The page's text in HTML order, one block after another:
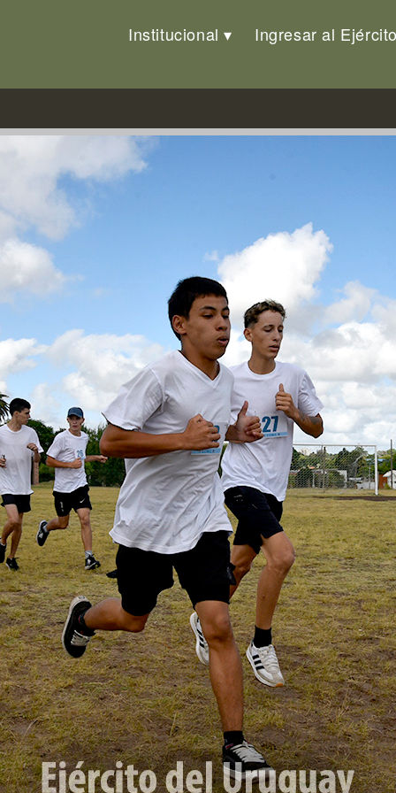
Institucional Ingresar al
de Comunicaciones del